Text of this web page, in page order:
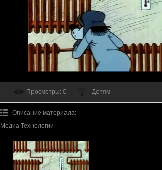
Просмотры: 0 Детям
Описание материала:
Медиа Технологии